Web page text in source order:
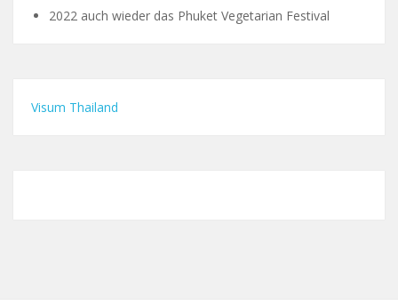
2022 auch wieder das Phuket Vegetarian Festival
Visum Thailand